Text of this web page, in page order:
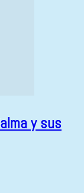
y sus